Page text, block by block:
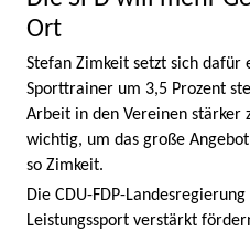
Ort
Stefan Zimkeit setzt sich
Sporttrainer um 3,5 Prozent
Arbeit in den Vereinen stärker
wichtig, um das große
so Zimkeit.
Die CDU-FDP-
Leistungssport verstärkt